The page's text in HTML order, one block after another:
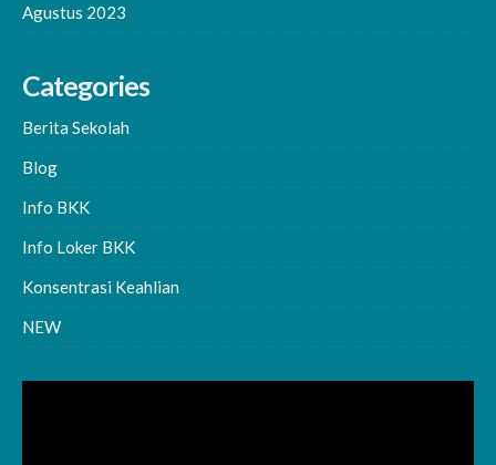
Agustus 2023
Categories
Berita Sekolah
Blog
Info BKK
Info Loker BKK
Konsentrasi Keahlian
NEW